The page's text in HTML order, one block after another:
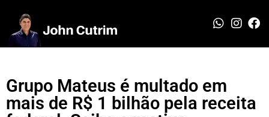
Grupo Mateus é multado em
mais de R$ 1 bilhão pela receita